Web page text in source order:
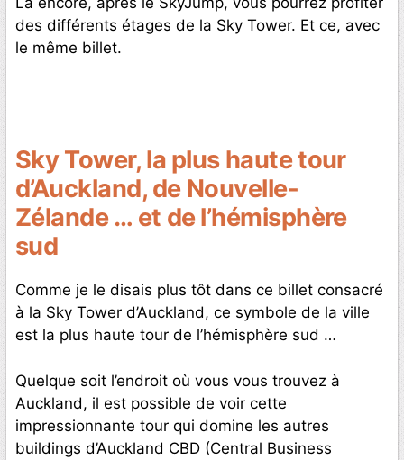
des différents étages de la Sky Tower. Et ce, avec
le même billet.
Sky Tower, la plus haute tour
d’Auckland, de Nouvelle-
Zélande … et de l’hémisphère
sud
Comme je le disais plus tôt dans ce billet consacré
à la Sky Tower d’Auckland, ce symbole de la ville
est la plus haute tour de l’hémisphère sud …
Quelque soit l’endroit où vous vous trouvez à
Auckland, il est possible de voir cette
impressionnante tour qui domine les autres
buildings d’Auckland CBD (Central Business